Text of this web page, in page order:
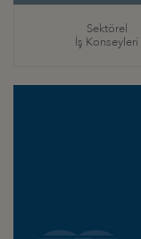
Sektörel
İş Konseyleri